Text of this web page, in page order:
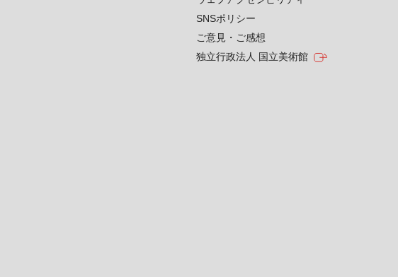
SNSポリシー
ご意見・ご感想
独立行政法人 国立美術館